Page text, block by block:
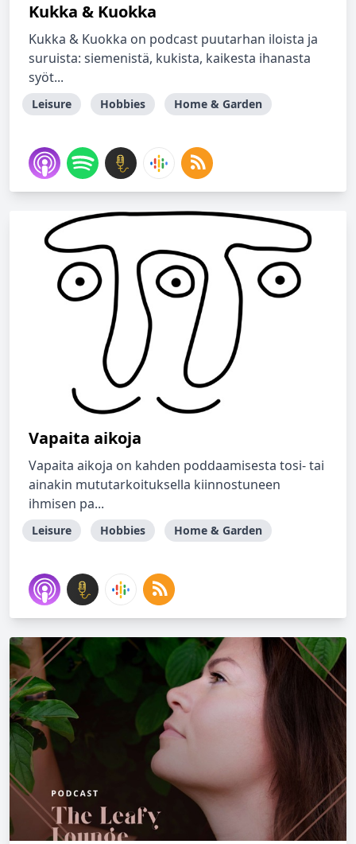
Kukka & Kuokka
Kukka & Kuokka on podcast puutarhan iloista ja
suruista: siemenistä, kukista, kaikesta ihanasta
syöt...
Leisure Hobbies Home & Garden
Vapaita aikoja
Vapaita aikoja on kahden poddaamisesta tosi- tai
ainakin mututarkoituksella kiinnostuneen
ihmisen pa...
Leisure Hobbies Home & Garden